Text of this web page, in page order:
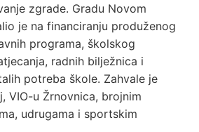
zgrade. Gradu Novom
je na financiranju produženog
programa, školskog
radnih bilježnica i
potreba škole. Zahvale je
VIO-u Žrnovnica, brojnim
udrugama i sportskim